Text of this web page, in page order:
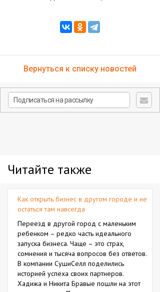
Вернуться к списку новостей
Читайте также
Как открыть бизнес в другом городе и не
остаться там навсегда
Переезд в другой город с маленьким
ребенком – редко часть идеального
запуска бизнеса. Чаще – это страх,
сомнения и тысяча вопросов без ответов.
В компании СушиСелл поделились
историей успеха своих партнеров.
Хадижа и Никита Бравые пошли на этот